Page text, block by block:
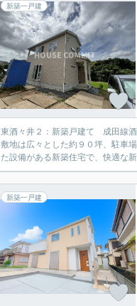
新築一戸建
東酒々井２：新築戸建て 成田線酒
敷地は広々とした約９０坪、駐車
た設備がある新築住宅で、快適な
新築一戸建